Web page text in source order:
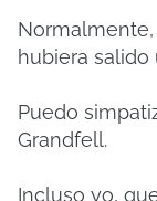
hubiera
Puedo
Grandfell.
Incluso yo,